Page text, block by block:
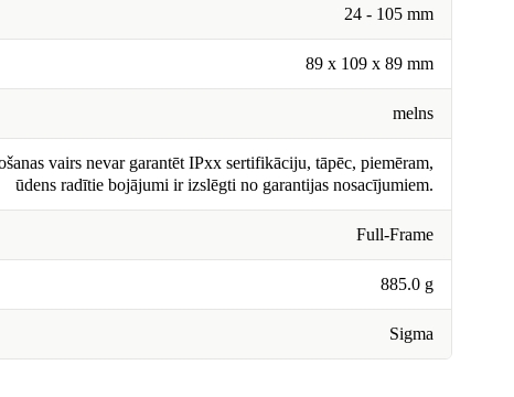
24 - 105 mm
89 x 109 x 89 mm
melns
vairs nevar garantēt IPxx sertifikāciju, tāpēc, piemēram,
ūdens radītie bojājumi ir izslēgti no garantijas nosacījumiem.
Full-Frame
885.0 g
Sigma